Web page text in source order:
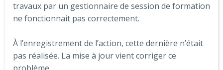
travaux par un gestionnaire de session de formation
ne fonctionnait pas correctement.
À l’enregistrement de l’action, cette dernière n’était
pas réalisée. La mise à jour vient corriger ce